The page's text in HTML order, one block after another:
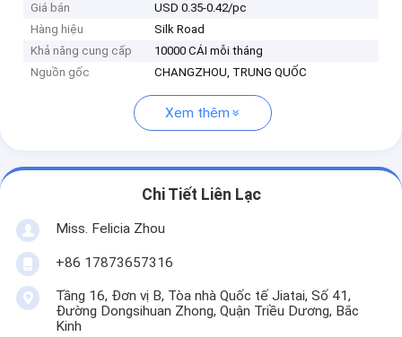
Giá bán
USD 0.35-0.42/pc
Hàng hiệu
Silk Road
Khả năng cung cấp
10000 CÁI mỗi tháng
Nguồn gốc
CHANGZHOU, TRUNG QUỐC
Xem thêm
Chi Tiết Liên Lạc
Miss. Felicia Zhou
+86 17873657316
Tầng 16, Đơn vị B, Tòa nhà Quốc tế Jiatai, Số 41,
Đường Dongsihuan Zhong, Quận Triều Dương, Bắc
Kinh